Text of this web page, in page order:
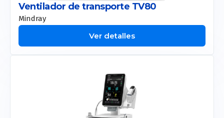
Ventilador de transporte TV80
Mindray
Ver detalles